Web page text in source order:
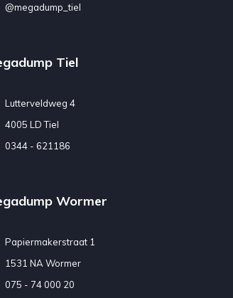
@megadump_tiel
Tiel
Lutterveldweg 4
4005 LD Tiel
0344 - 621186
Wormer
Papiermakerstraat 1
1531 NA Wormer
075 - 74 000 20